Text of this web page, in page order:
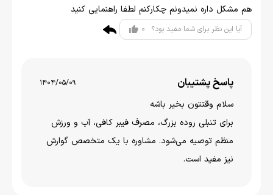
هم مشکل داره نمیدونم چکارکنم لطفا راهنمایی کنید
آیا این نظر برای شما مفید بود؟ 0
پاسخ پشتیبان 1404/05/09
سلام وقتتون بخير باشه
برای تنبلی روده بزرگ، مصرف فیبر کافی، آب و ورزش
منظم توصیه می‌شود. مشاوره با یک متخصص گوارش
نیز مفید است.